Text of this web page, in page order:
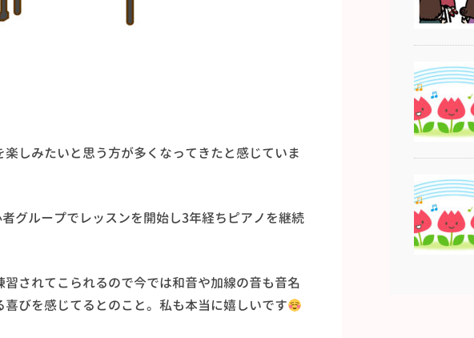
しみたいと思う方が多くなってきたと感じていま
グループでレッスンを開始し3年経ちピアノを継続
されてこられるので今では和音や加線の音も音名
びを感じてるとのこと。私も本当に嬉しいです